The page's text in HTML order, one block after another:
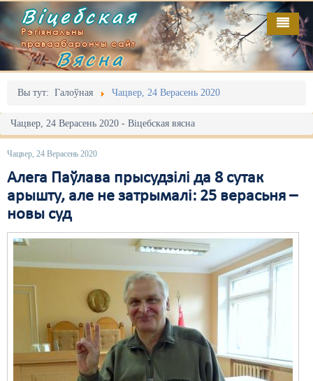
Віцебская
Рэгіянальны
праваабарончы сайт
Вясна
Вы тут: Галоўная Чацвер, 24 Верасень 2020
Чацвер, 24 Верасень 2020 - Віцебская вясна
Чацвер, 24 Верасень 2020
Алега Паўлава прысудзілі да 8 сутак
арышту, але не затрымалі: 25 верасьня –
новы суд
Галоўная
Адміністрацыйны перасьлед
Акцыі
Выбары
Грамадзянскія ініцыятывы
Дзяржава
Затрыманьні
Карная псыхіятрыя
КПЧ ААН
Культурныя правы
Выданьні
Відэа
Пра нас
RSS